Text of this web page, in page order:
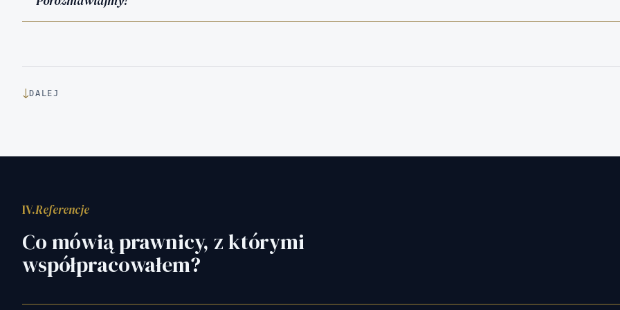
↓ DALEJ
IV.Referencje
Co mówią prawnicy, z którymi
współpracowałem?